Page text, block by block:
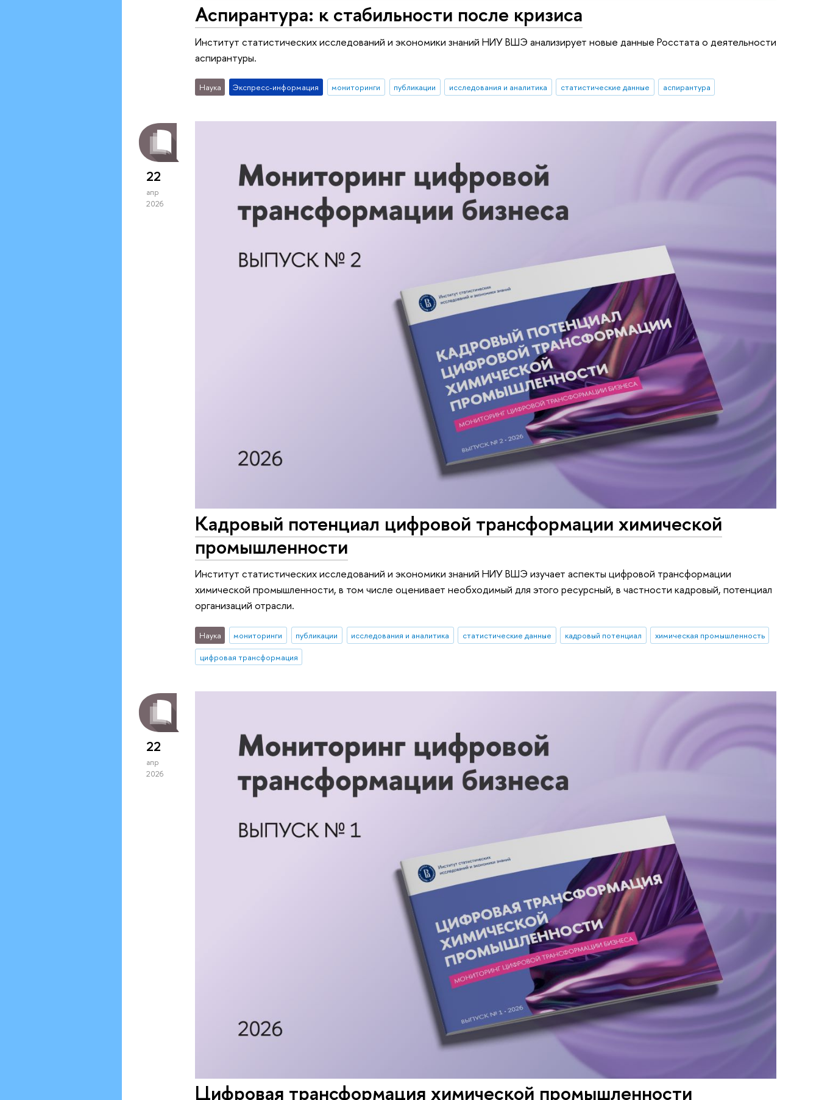
Аспирантура: к стабильности после кризиса
Институт статистических исследований и экономики знаний НИУ ВШЭ анализирует новые данные Росстата о деятельности
аспирантуры.
Наука Экспресс-информация мониторинги публикации исследования и аналитика статистические данные аспирантура
22
апр
2026
Кадровый потенциал цифровой трансформации химической
промышленности
Институт статистических исследований и экономики знаний НИУ ВШЭ изучает аспекты цифровой трансформации
химической промышленности, в том числе оценивает необходимый для этого ресурсный, в частности кадровый, потенциал
организаций отрасли.
Наука мониторинги публикации исследования и аналитика статистические данные кадровый потенциал
химическая промышленность
цифровая трансформация
22
апр
2026
Цифровая трансформация химической промышленности